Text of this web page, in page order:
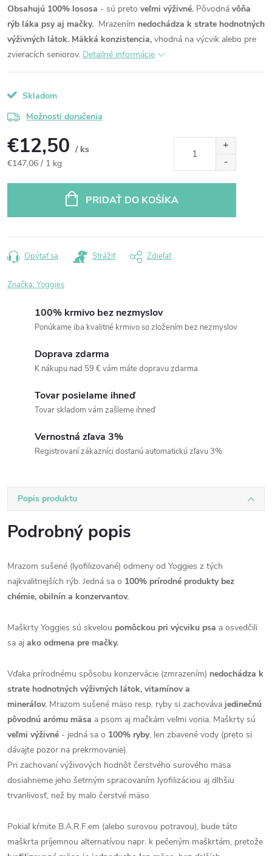
Obsahujú 100% lososa - sú preto veľmi výživné. Pôvodná vôňa
rýb láka psy aj mačky. Mrazením nedochádza k strate hodnotných
výživných látok. Mäkká konzistencia, vhodná na výcvik alebo pre
zvieracích seniorov. Detailné informácie
Skladom
Možnosti doručenia
€12,50 / ks
Jednotková
€147,06 / 1 kg
PRIDAŤ DO KOŠÍKA
Opýtať sa Strážiť Zdieľať
Značka: Yoggies
100% krmivo bez nezmyslov
Ponúkame iba kvalitné krmivo so zložením bez nezmyslov
Doprava zdarma
K nákupu nad 59 € vám máte dopravu zdarma
Tovar posielame ihneď
Tovar skladom vám zašleme ihneď
Vernostná zľava 3%
Registrovaní zákazníci dostanú automatickú zľavu 3%
Popis produktu
Podrobný popis
Mrazom sušené (lyofilizované) odmeny od Yoggies z tých
najkvalitnejších rýb. Jedná sa o 100% prírodné produkty bez
chémie, obilnín a konzervantov.
Maškrty Yoggies sú skvelou pomôckou pri výcviku psa a osvedčili
sa aj ako odmena pre mačky.
Vďaka prírodnému spôsobu konzervácie (zmrazením) nedochádza k
strate hodnotných výživných látok, vitamínov a
minerálov. Mrazom sušené mäso resp. ryby si zachováva jedinečnú
pôvodnú arómu mäsa a psom aj mačkám veľmi vonia. Maškrty sú
veľmi výživné - jedná sa o 100% ryby, len zbavené vody (preto si
dávajte pozor na prekrmovanie).
Pri zachovaní výživových hodnôt čerstvého surového mäsa
dosiahneme jeho šetrným spracovaním lyofilizáciou aj dlhšiu
trvanlivosť, než by malo čerstvé mäso.
Pokiaľ kŕmite B.A.R.F.em (alebo surovou potravou), bude táto
maškrta príjemnou alternatívou napr. k pečeným maškrtám, pretože